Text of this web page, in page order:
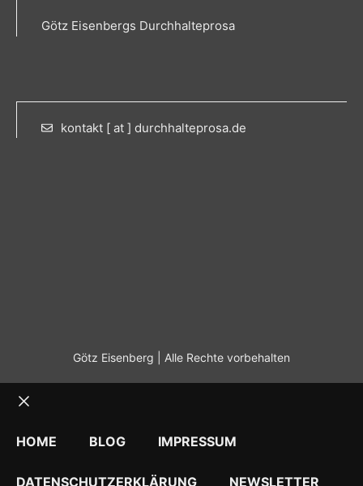
Götz Eisenbergs Durchhalteprosa
kontakt [ at ] durchhalteprosa.de
Götz Eisenberg | Alle Rechte vorbehalten
HOME
BLOG IMPRESSUM
DATENSCHUTZERKLÄRUNG NEWSLETTER